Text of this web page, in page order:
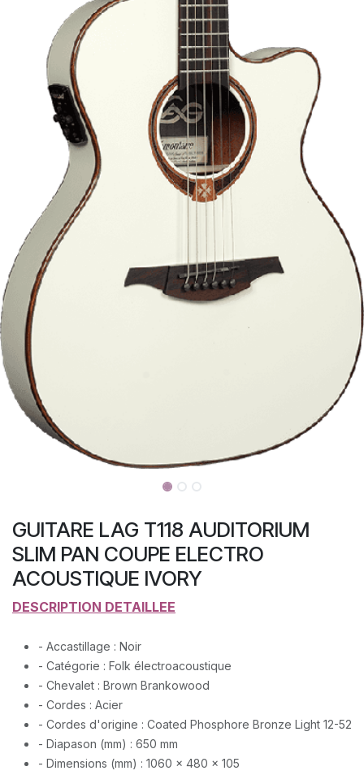
GUITARE LAG T118 AUDITORIUM
SLIM PAN COUPE ELECTRO
ACOUSTIQUE IVORY
DESCRIPTION DETAILLEE
- Accastillage : Noir
- Catégorie : Folk électroacoustique
- Chevalet : Brown Brankowood
- Cordes : Acier
- Cordes d'origine : Coated Phosphore Bronze Light 12-52
- Diapason (mm) : 650 mm
- Dimensions (mm) : 1060 x 480 x 105